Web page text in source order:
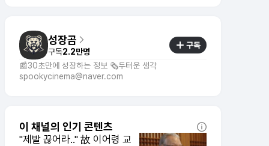
성장곰
구독2.2만명
구독
📰30초만에 성장하는 정보 🗞️두터운 생각
spookycinema@naver.com
이 채널의 인기 콘텐츠
"제발 끊어라.." 故 이어령 교